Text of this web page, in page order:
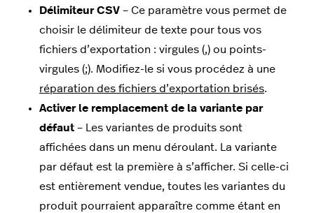
Délimiteur CSV – Ce paramètre vous permet de
choisir le délimiteur de texte pour tous vos
fichiers d’exportation : virgules (,) ou points-
virgules (;). Modifiez-le si vous procédez à une
réparation des fichiers d’exportation brisés.
Activer le remplacement de la variante par
défaut – Les variantes de produits sont
affichées dans un menu déroulant. La variante
par défaut est la première à s’afficher. Si celle-ci
est entièrement vendue, toutes les variantes du
produit pourraient apparaître comme étant en